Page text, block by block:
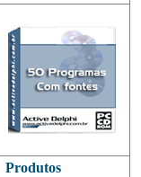
Produtos